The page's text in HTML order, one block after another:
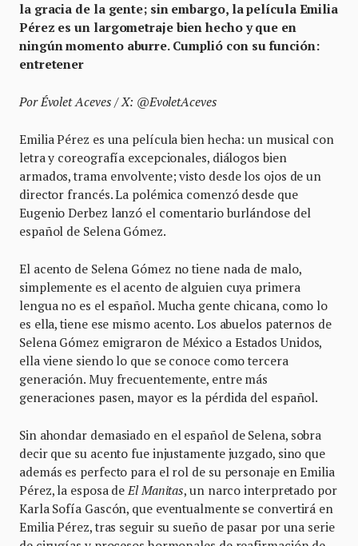
la gracia de la gente; sin embargo, la película Emilia
Pérez es un largometraje bien hecho y que en
ningún momento aburre. Cumplió con su función:
entretener
Por Évolet Aceves / X: @EvoletAceves
Emilia Pérez es una película bien hecha: un musical con
letra y coreografía excepcionales, diálogos bien
armados, trama envolvente; visto desde los ojos de un
director francés. La polémica comenzó desde que
Eugenio Derbez lanzó el comentario burlándose del
español de Selena Gómez.
El acento de Selena Gómez no tiene nada de malo,
simplemente es el acento de alguien cuya primera
lengua no es el español. Mucha gente chicana, como lo
es ella, tiene ese mismo acento. Los abuelos paternos de
Selena Gómez emigraron de México a Estados Unidos,
ella viene siendo lo que se conoce como tercera
generación. Muy frecuentemente, entre más
generaciones pasen, mayor es la pérdida del español.
Sin ahondar demasiado en el español de Selena, sobra
decir que su acento fue injustamente juzgado, sino que
además es perfecto para el rol de su personaje en Emilia
Pérez, la esposa deEl Manitas, un narco interpretado por
Karla Sofía Gascón, que eventualmente se convertirá en
Emilia Pérez, tras seguir su sueño de pasar por una serie